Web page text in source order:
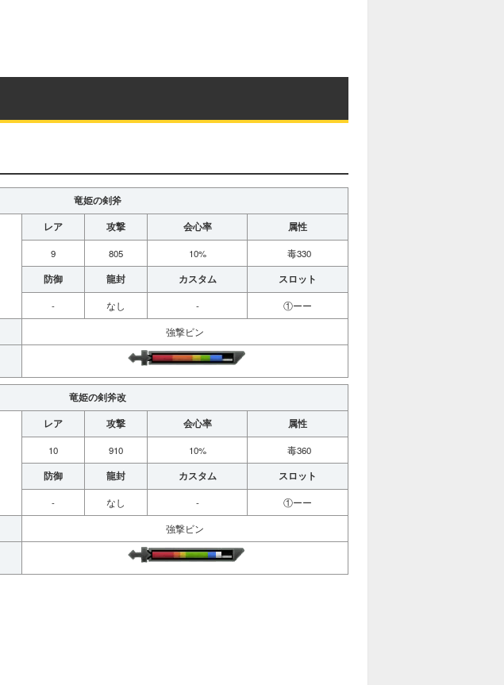
竜姫の剣斧
レア
攻撃 会心率 属性
9 805 10% 毒330
防御 龍封 カスタム スロット
- なし - ①ーー
強撃ビン
竜姫の剣斧改
レア
攻撃 会心率 属性
10 910 10% 毒360
防御 龍封 カスタム スロット
- なし - ①ーー
強撃ビン